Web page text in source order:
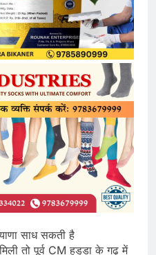
साध सकती है
तो पूर्व CM हुड्‌डा के गढ़ में